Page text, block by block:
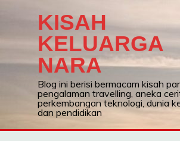
KISAH
KELUARGA
NARA
Blog ini berisi bermacam kisah
pengalaman travelling, aneka
perkembangan teknologi, dunia
dan pendidikan